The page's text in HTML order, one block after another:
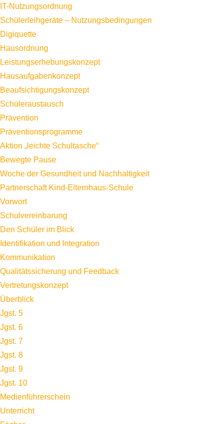
IT-Nutzungsordnung
Schülerleihgeräte – Nutzungsbedingungen
Digiquette
Hausordnung
Leistungserhebungskonzept
Hausaufgabenkonzept
Beaufsichtigungskonzept
Schüleraustausch
Prävention
Präventionsprogramme
Aktion „leichte Schultasche“
Bewegte Pause
Woche der Gesundheit und Nachhaltigkeit
Partnerschaft Kind-Elternhaus-Schule
Vorwort
Schulvereinbarung
Den Schüler im Blick
Identifikation und Integration
Kommunikation
Qualitätssicherung und Feedback
Vertretungskonzept
Überblick
Jgst. 5
Jgst. 6
Jgst. 7
Jgst. 8
Jgst. 9
Jgst. 10
Medienführerschein
Unterricht